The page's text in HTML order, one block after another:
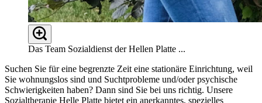
Das Team Sozialdienst der Hellen Platte ...
Suchen Sie für eine begrenzte Zeit eine stationäre Einrichtung, weil
Sie wohnungslos sind und Suchtprobleme und/oder psychische
Schwierigkeiten haben? Dann sind Sie bei uns richtig. Unsere
Sozialtherapie Helle Platte bietet ein anerkanntes, spezielles